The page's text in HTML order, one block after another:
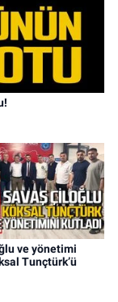
ve yönetimi
Tunçtürk’ü